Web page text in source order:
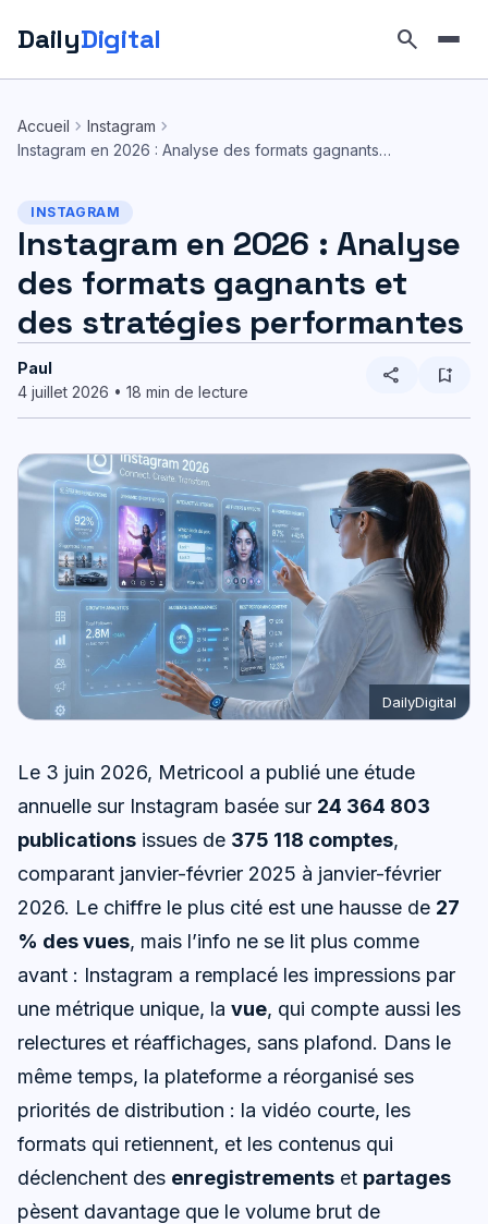
DailyDigital search
contenu
Accueil chevron_right Instagram chevron_right
Instagram en 2026 : Analyse des formats gagnants…
INSTAGRAM
Instagram en 2026 : Analyse
des formats gagnants et
des stratégies performantes
Paul
4 juillet 2026 • 18 min de lecture
share bookmark_add
DailyDigital
Le 3 juin 2026, Metricool a publié une étude
annuelle sur Instagram basée sur 24 364 803
publications issues de 375 118 comptes,
comparant janvier-février 2025 à janvier-février
2026. Le chiffre le plus cité est une hausse de 27
% des vues, mais l’info ne se lit plus comme
avant : Instagram a remplacé les impressions par
une métrique unique, la vue, qui compte aussi les
relectures et réaffichages, sans plafond. Dans le
même temps, la plateforme a réorganisé ses
priorités de distribution : la vidéo courte, les
formats qui retiennent, et les contenus qui
déclenchent des enregistrements et partages
pèsent davantage que le volume brut de